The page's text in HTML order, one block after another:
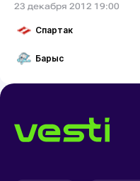
23 декабря 2012 19:00
Спартак
Барыс